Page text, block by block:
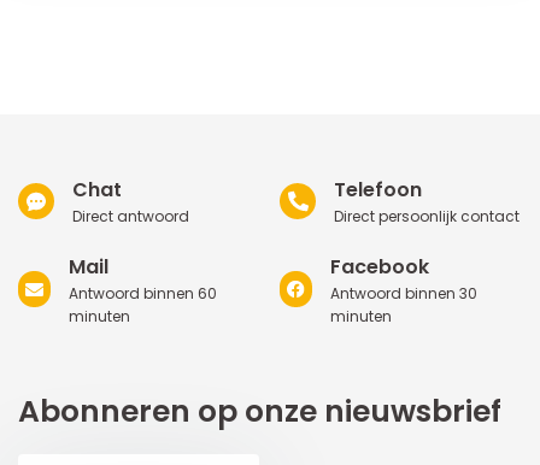
Chat
Direct antwoord
Telefoon
Direct persoonlijk contact
Mail
Antwoord binnen 60
minuten
Facebook
Antwoord binnen 30
minuten
Abonneren op onze nieuwsbrief